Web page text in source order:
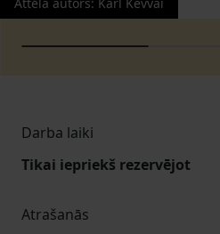
Darba laiki
Tikai iepriekš rezervējot
Atrašanās